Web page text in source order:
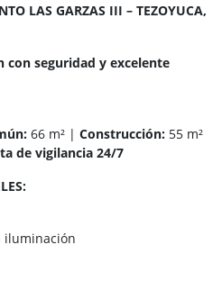
LAS GARZAS III – TEZOYUCA,
con seguridad y excelente
66 m² | Construcción: 55 m²
de vigilancia 24/7
iluminación